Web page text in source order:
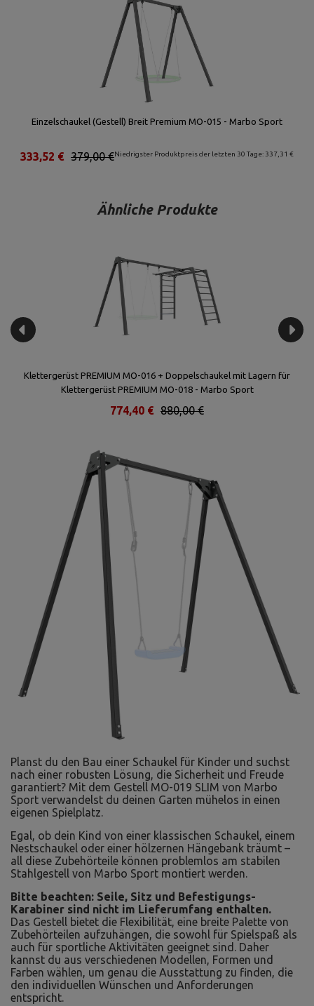
Einzelschaukel (Gestell) Breit Premium MO-015 - Marbo Sport
Niedrigster Produktpreis der letzten 30 Tage: 337,31 €
379,00 €
333,52 €
Ähnliche Produkte
Klettergerüst PREMIUM MO-016 + Doppelschaukel mit Lagern für
Klettergerüst PREMIUM MO-018 - Marbo Sport
880,00 €
774,40 €
Planst du den Bau einer Schaukel für Kinder und suchst
nach einer robusten Lösung, die Sicherheit und Freude
garantiert? Mit dem Gestell MO-019 SLIM von Marbo
Sport verwandelst du deinen Garten mühelos in einen
eigenen Spielplatz.
Egal, ob dein Kind von einer klassischen Schaukel, einem
Nestschaukel oder einer hölzernen Hängebank träumt –
all diese Zubehörteile können problemlos am stabilen
Stahlgestell von Marbo Sport montiert werden.
Bitte beachten: Seile, Sitz und Befestigungs-
Karabiner sind nicht im Lieferumfang enthalten.
Das Gestell bietet die Flexibilität, eine breite Palette von
Zubehörteilen aufzuhängen, die sowohl für Spielspaß als
auch für sportliche Aktivitäten geeignet sind. Daher
kannst du aus verschiedenen Modellen, Formen und
Farben wählen, um genau die Ausstattung zu finden, die
den individuellen Wünschen und Anforderungen
entspricht.